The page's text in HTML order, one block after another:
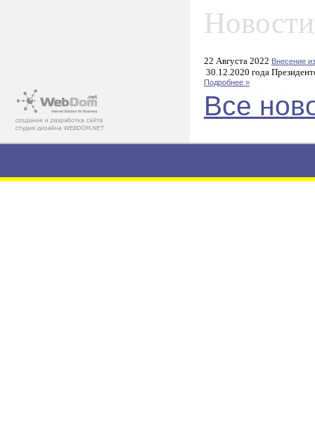
22 Августа 2022 Внесение
30.12.2020 года
Подробнее »
Все